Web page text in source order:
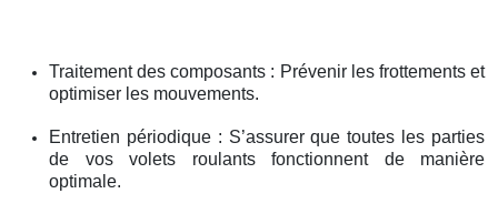
Traitement des composants : Prévenir les frottements et
optimiser les mouvements.
Entretien périodique : S’assurer que toutes les parties
de vos volets roulants fonctionnent de manière
optimale.